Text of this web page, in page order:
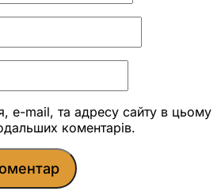
e-mail, та адресу сайту в цьому
коментарів.